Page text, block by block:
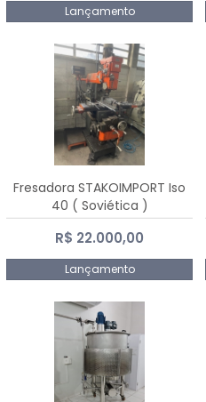
Lançamento
Fresadora STAKOIMPORT Iso
40 ( Soviética )
R$ 22.000,00
Lançamento